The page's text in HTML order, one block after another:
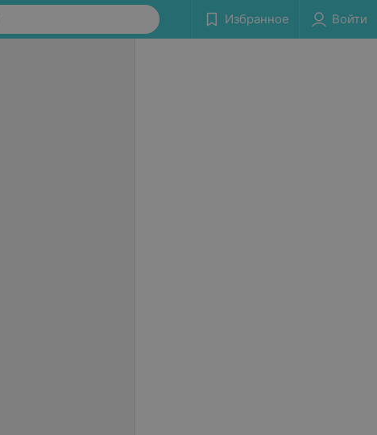
Избранное Войти